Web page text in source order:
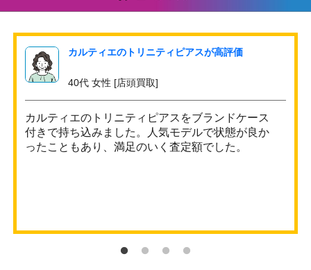
カルティエのトリニティピアスが高評価
40代 女性 [店頭買取]
カルティエのトリニティピアスをブランドケース
付きで持ち込みました。人気モデルで状態が良か
ったこともあり、満足のいく査定額でした。